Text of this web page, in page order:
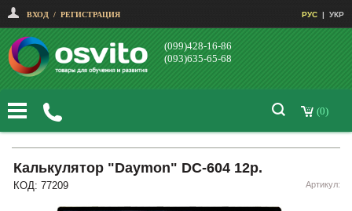
ВХОД / РЕГИСТРАЦИЯ РУС | УКР
(099)428-16-86
(093)635-65-68
(0)
Калькулятор "Daymon" DC-604 12р.
КОД: 77209 Артикул: